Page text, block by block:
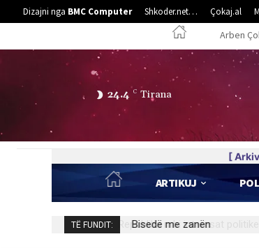
Dizajni nga BMC Computer Shkoder.net… Çokaj.al
Arben
24.4 C Tirana
[
ARTIKUJ
TË FUNDIT: Bisedë me zanën